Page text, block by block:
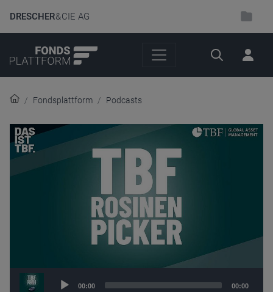
DRESCHER& CIE AG
Suche
Fondsplattform Podcasts
Audio
00:00 00:00